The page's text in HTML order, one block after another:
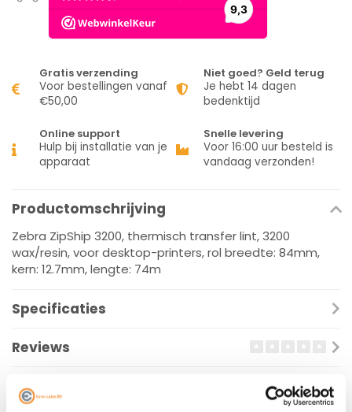
Gratis verzending
Voor bestellingen vanaf
€50,00
Niet goed? Geld terug
Je hebt 14 dagen
bedenktijd
Online support
Hulp bij installatie van je
apparaat
Snelle levering
Voor 16:00 uur besteld is
vandaag verzonden!
Productomschrijving
Zebra ZipShip 3200, thermisch transfer lint, 3200
wax/resin, voor desktop-printers, rol breedte: 84mm,
kern: 12.7mm, lengte: 74m
Specificaties
Reviews
Gerelateerde producten